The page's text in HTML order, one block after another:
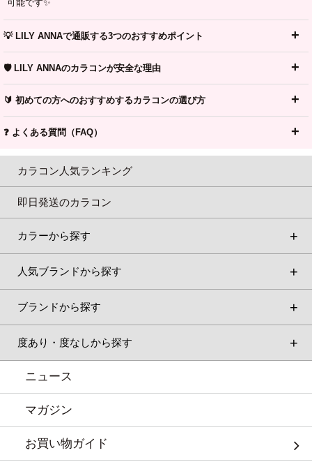
可能です✨
💡 LILY ANNAで通販する3つのおすすめポイント
🛡️ LILY ANNAのカラコンが安全な理由
🔰 初めての方へのおすすめするカラコンの選び方
❓ よくある質問（FAQ）
カラコン人気ランキング
即日発送のカラコン
カラーから探す
人気ブランドから探す
ブランドから探す
度あり・度なしから探す
ニュース
マガジン
お買い物ガイド